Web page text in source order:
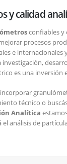
y calidad
confiables y
procesos
e internacionales
investigación,
es una inversión
técnico o
Analítica
el análisis de